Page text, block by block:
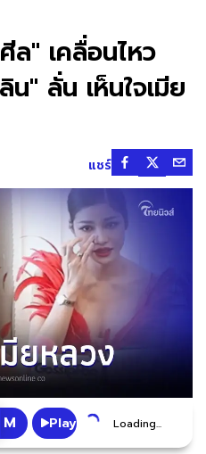
" เคลื่อนไหว
" ลั่น เห็นใจเมีย
แชร์
Play Loading...